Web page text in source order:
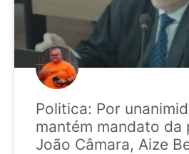
Politica: Por
mantém mandato da
João Câmara, Aize